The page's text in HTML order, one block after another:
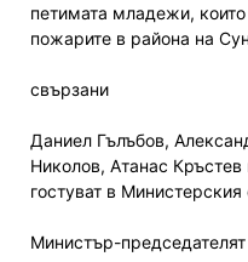
петимата младежи,
пожарите в района на
свързани
Даниел Гълъбов,
Николов, Атанас
гостуват в
Министър-